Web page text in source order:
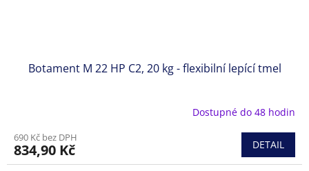
Botament M 22 HP C2, 20 kg - flexibilní lepící tmel
Dostupné do 48 hodin
690 Kč bez DPH
834,90 Kč DETAIL